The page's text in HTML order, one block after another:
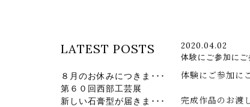
2020.04.02
体験にご参加に
体験にご参加に
完成作品のお渡
LATEST POSTS
８月のお休みにつきま･･･
第６０回西部工芸展
新しい石膏型が届きま･･･